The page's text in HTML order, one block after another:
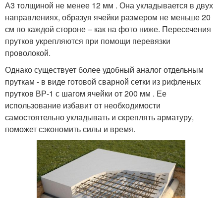
А3 толщиной не менее 12 мм . Она укладывается в двух
направлениях, образуя ячейки размером не меньше 20
см по каждой стороне – как на фото ниже. Пересечения
прутков укрепляются при помощи перевязки
проволокой.
Однако существует более удобный аналог отдельным
пруткам - в виде готовой сварной сетки из рифленых
прутков ВР-1 с шагом ячейки от 200 мм . Ее
использование избавит от необходимости
самостоятельно укладывать и скреплять арматуру,
поможет сэкономить силы и время.